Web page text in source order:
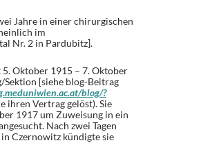
Jahre in einer chirurgischen
im
Nr. 2 in Pardubitz].
Oktober 1915 – 7. Oktober
[siehe blog-Beitrag
blog/?
ihren Vertrag gelöst). Sie
1917 um Zuweisung in ein
Nach zwei Tagen
Czernowitz kündigte sie